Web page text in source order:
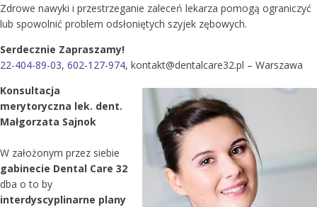
Zdrowe nawyki i przestrzeganie zaleceń lekarza pomogą ograniczyć
lub spowolnić problem odsłoniętych szyjek zębowych.
Serdecznie Zapraszamy!
22-404-89-03, 602-127-974, kontakt@dentalcare32.pl – Warszawa
Konsultacja
merytoryczna lek. dent.
Małgorzata Sajnok
W założonym przez siebie
gabinecie Dental Care 32
dba o to by
interdyscyplinarne plany